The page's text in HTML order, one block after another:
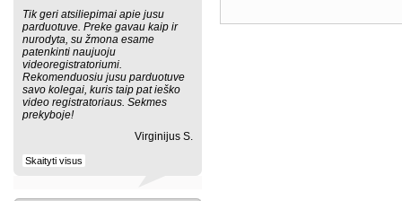
Tik geri atsiliepimai apie jusu
parduotuve. Preke gavau kaip ir
nurodyta, su žmona esame
patenkinti naujuoju
videoregistratoriumi.
Rekomenduosiu jusu parduotuve
savo kolegai, kuris taip pat ieško
video registratoriaus. Sekmes
prekyboje!
Virginijus S.
Skaityti visus